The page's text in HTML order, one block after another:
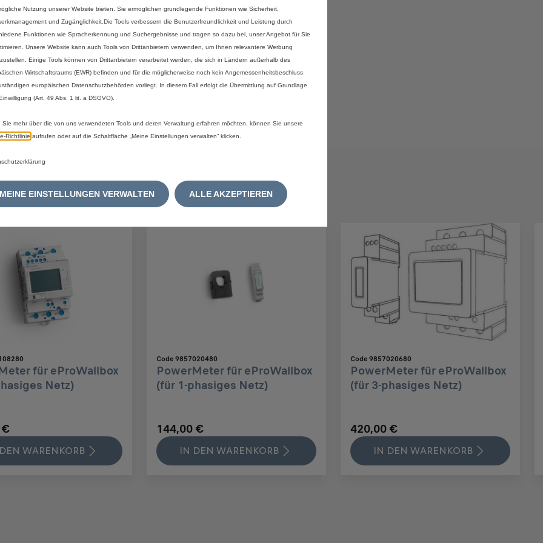
d
t
o
:
1
bei allen Stellantis-Elektrofahrzeugen enthalten)
für eProWallbox
Netz)
€
WARENKORB
Code 9857020480
PowerMeter für eProWallbox
(für 1-phasiges Netz)
144,00 €
IN DEN WARENKORB
Code 9857020680
PowerMeter für eProWallbox
(für 3-phasiges Netz)
420,00 €
IN DEN WARENKORB
Nutzung unserer Website bieten. Sie ermöglichen grundlegende Funktionen wie Sicherheit,
und Zugänglichkeit.Die Tools verbessern die Benutzerfreundlichkeit und Leistung durch
Funktionen wie Spracherkennung und Suchergebnisse und tragen so dazu bei, unser Angebot für Sie
Unsere Website kann auch Tools von Drittanbietern verwenden, um Ihnen relevantere Werbung
Einige Tools können von Drittanbietern verarbeitet werden, die sich in Ländern außerhalb des
Wirtschaftsraums (EWR) befinden und für die möglicherweise noch kein Angemessenheitsbeschluss
europäischen Datenschutzbehörden vorliegt. In diesem Fall erfolgt die Übermittlung auf Grundlage
(Art. 49 Abs. 1 lit. a DSGVO).
Sie mehr über die von uns verwendeten Tools und deren Verwaltung erfahren möchten, können Sie unsere
aufrufen oder auf die Schaltfläche „Meine Einstellungen verwalten“ klicken.
MEINE EINSTELLUNGEN VERWALTEN ALLE AKZEPTIEREN